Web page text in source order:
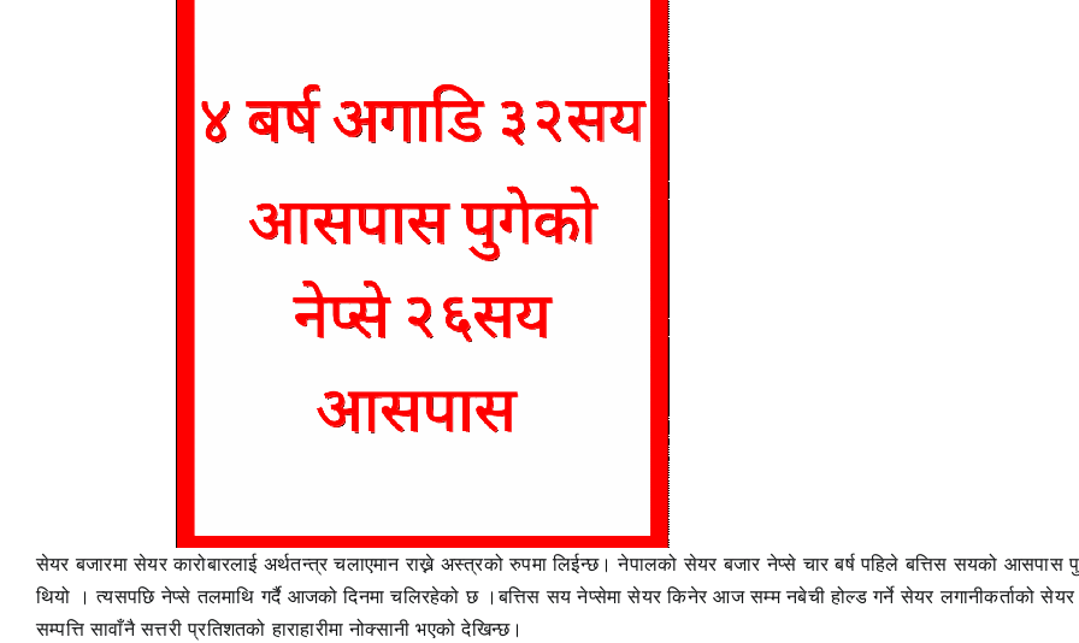
सेयर बजारमा सेयर कारोबारलाई अर्थतन्त्र चलाएमान राख्ने अस्त्रको रुपमा लिईन्छ। नेपालको सेयर बजार नेप्से चार बर्ष पहिले बत्तिस सयको आसपास
थियो । त्यसपछि नेप्से तलमाथि गर्दै आजको दिनमा चलिरहेको छ ।बत्तिस सय नेप्सेमा सेयर किनेर आज सम्म नबेची होल्ड गर्ने सेयर लगानीकर्ताको सेयर
सम्पत्ति सावाँनै सत्तरी प्रतिशतको हाराहारीमा नोक्सानी भएको देखिन्छ।